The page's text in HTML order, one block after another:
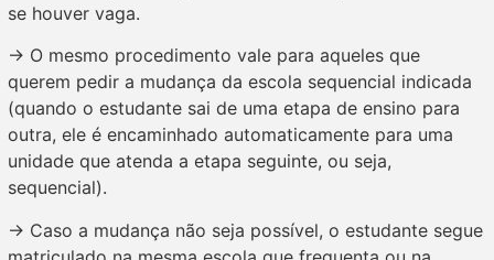
se houver vaga.
→ O mesmo procedimento vale para aqueles que
querem pedir a mudança da escola sequencial indicada
(quando o estudante sai de uma etapa de ensino para
outra, ele é encaminhado automaticamente para uma
unidade que atenda a etapa seguinte, ou seja,
sequencial).
→ Caso a mudança não seja possível, o estudante segue